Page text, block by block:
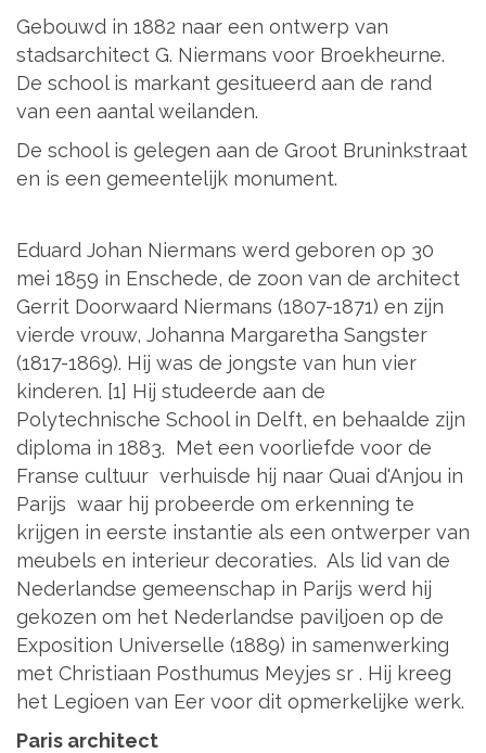
Gebouwd in 1882 naar een ontwerp van
stadsarchitect G. Niermans voor Broekheurne.
De school is markant gesitueerd aan de rand
van een aantal weilanden.
De school is gelegen aan de Groot Bruninkstraat
en is een gemeentelijk monument.
Eduard Johan Niermans werd geboren op 30
mei 1859 in Enschede, de zoon van de architect
Gerrit Doorwaard Niermans (1807-1871) en zijn
vierde vrouw, Johanna Margaretha Sangster
(1817-1869). Hij was de jongste van hun vier
kinderen. [1] Hij studeerde aan de
Polytechnische School in Delft, en behaalde zijn
diploma in 1883. Met een voorliefde voor de
Franse cultuur verhuisde hij naar Quai d'Anjou in
Parijs waar hij probeerde om erkenning te
krijgen in eerste instantie als een ontwerper van
meubels en interieur decoraties. Als lid van de
Nederlandse gemeenschap in Parijs werd hij
gekozen om het Nederlandse paviljoen op de
Exposition Universelle (1889) in samenwerking
met Christiaan Posthumus Meyjes sr . Hij kreeg
het Legioen van Eer voor dit opmerkelijke werk.
Paris architect